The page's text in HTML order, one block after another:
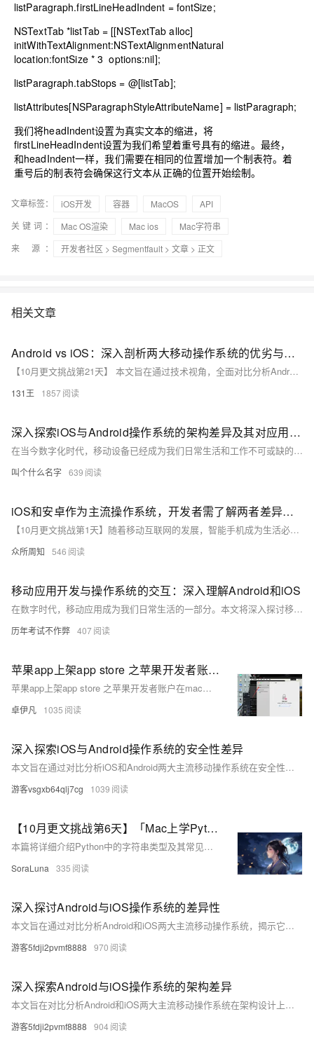
listParagraph.firstLineHeadIndent = fontSize;
NSTextTab*listTab = [[NSTextTab alloc]
initWithTextAlignment:NSTextAlignmentNatural
location:fontSize *3 options:nil];
listParagraph.tabStops = @[listTab];
listAttributes[NSParagraphStyleAttributeName] = listParagraph;
我们将headIndent设置为真实文本的缩进，将
firstLineHeadIndent设置为我们希望着重号具有的缩进。最终，
和headIndent一样，我们需要在相同的位置增加一个制表符。着
重号后的制表符会确保这行文本从正确的位置开始绘制。
文章标签： iOS开发 容器 MacOS
API
关键词：
Mac OS渲染 Mac ios
Mac字符串
来 源：
开发者社区 > Segmentfault > 文章 > 正文
相关文章
Android vs iOS：深入剖析两大移动操作系统的优劣与未来趋势####
【10月更文挑战第21天】 本文旨在通过技术视角，全面对比分析Android与iOS两大主流移动操作系统的架构差异、用户体验、安全性及生态系统等方面，探讨其各自优势与不足，并预测未来发展趋势。 ####
131王 1857
深入探索iOS与Android操作系统的架构差异及其对应用开发的影响
在当今数字化时代，移动设备已经成为我们日常生活和工作不可或缺的一部分。其中，iOS和Android作为全球最流行的两大移动操作系统，各自拥有独特的系统架构和设计理念。本文将深入探讨iOS与Android的系统架构差异，并分析这些差异如何影响应用开发者的开发策略和用户体验设计。通过对两者的比较，我们可以更好地理解它们各自的优势和局限性，从而为开发者提供有价值的见解，帮助他们在这两个平台上开发出更高效、更符合用户需求的应用。
叫个什么名字 639
iOS和安卓作为主流操作系统，开发者需了解两者差异以提高效率并确保优质用户体验。
【10月更文挑战第1天】随着移动互联网的发展，智能手机成为生活必需品，iOS和安卓作为主流操作系统，各有庞大的用户群。开发者需了解两者差异以提高效率并确保优质用户体验。iOS使用Swift或Objective-C开发，强调简洁直观的设计；安卓则采用Java或Kotlin，注重层次与动画。Swift和Kotlin均有现代编程特性。此外，iOS设备更易优化，而安卓需考虑更多兼容性问题。iOS应用仅能通过App Store发布，审核严格；安卓除Google Play外还可通过第三方市场发布，审核较宽松。开发者应根据需求选择合适平台，提供最佳应用体验。
众所周知 546
移动应用开发与操作系统的交互：深入理解Android和iOS
在数字时代，移动应用成为我们日常生活的一部分。本文将深入探讨移动应用开发的核心概念、移动操作系统的工作原理以及它们如何相互作用。我们将通过实际代码示例，展示如何在Android和iOS平台上创建一个简单的“Hello World”应用，并解释其背后的技术原理。无论你是初学者还是有经验的开发者，这篇文章都将为你提供有价值的见解和知识。
历年考试不作弊 407
苹果app上架app store 之苹果开发者账户在mac电脑上如何使用钥匙串访问-发行-APP发布证书ios_distribution.cer-优雅草卓伊凡
苹果app上架app store 之苹果开发者账户在mac电脑上如何使用钥匙串访问-发行-APP发布证书ios_distribution.cer-优雅草卓伊凡
卓伊凡 1035
深入探索iOS与Android操作系统的安全性差异
本文旨在通过对比分析iOS和Android两大主流移动操作系统在安全性方面的差异，揭示它们各自的安全机制、面临的挑战以及用户如何提升自身设备的安全保护。通过对系统架构、应用审核机制、数据加密方式及隐私政策的深入探讨，本文为读者提供了一个全面了解两大平台安全性的视角，并提出了实用的安全建议。
游客vsgxb64qlj7cg 1039
【10月更文挑战第6天】「Mac上学Python 11」基础篇5 - 字符串类型详解
本篇将详细介绍Python中的字符串类型及其常见操作，包括字符串的定义、转义字符的使用、字符串的连接与格式化、字符串的重复和切片、不可变性、编码与解码以及常用内置方法等。通过本篇学习，用户将掌握字符串的操作技巧，并能灵活处理文本数据。
SoraLuna 335
深入探讨Android与iOS操作系统的差异性
本文旨在通过对比分析Android和iOS两大主流移动操作系统，揭示它们在设计理念、用户体验、安全性、应用生态及系统更新等方面的根本差异。不同于传统的功能列表式摘要，本摘要强调了两大系统背后的哲学思想及其对用户日常使用的实际影响，为读者提供了一个宏观且深入的视角来理解这两种操作系统的独特之处。
游客5fdji2pvmf8888 970
深入探索Android与iOS操作系统的架构差异
本文旨在对比分析Android和iOS两大主流移动操作系统在架构设计上的根本差异。通过详细解读两者的系统架构、开发环境、以及安全性等方面，揭示它们各自的特点及优势，为开发者选择合适的平台提供参考。
游客5fdji2pvmf8888 904